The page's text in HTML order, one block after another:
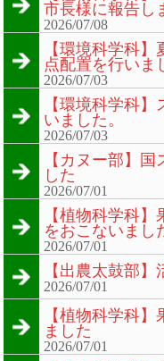
市長様に報告し
2026/07/08
【環境科学科
点配置を行いま
2026/07/03
【環境科学科
いました。
2026/07/03
【カヌー部】
した
2026/07/01
【植物科学科
をおこないまし
2026/07/01
【出農太鼓部】
2026/07/01
【植物科学科
ました
2026/07/01